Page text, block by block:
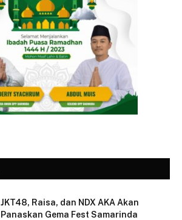
JKT48, Raisa, dan NDX AKA Akan
Panaskan Gema Fest Samarinda